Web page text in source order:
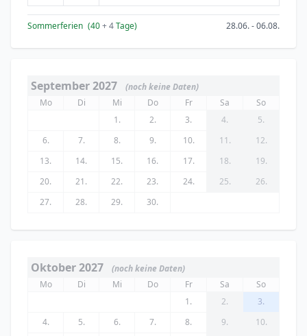
Sommerferien (40+ 4Tage) 28.06. - 06.08.
September 2027
(noch keine Daten)
Mo
Di Mi Do Fr Sa
So
1.
2. 3. 4.
5.
6.
7. 8. 9. 10. 11.
12.
13.
14. 15. 16. 17. 18.
19.
20.
21. 22. 23. 24. 25.
26.
27.
28. 29. 30.
Oktober 2027
(noch keine Daten)
Mo
Di Mi Do Fr Sa
So
1.
2.
3.
4.
5. 6. 7. 8. 9.
10.